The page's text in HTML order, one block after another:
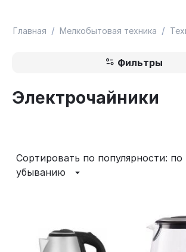
Главная / Мелкобытовая техника /
Фильтры
Электрочайники
Сортировать по популярности: по
убыванию